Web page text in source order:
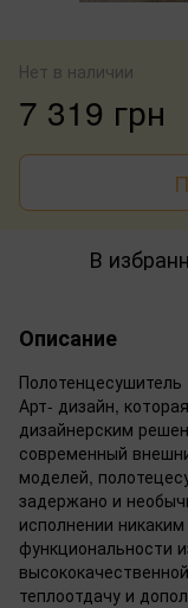
Нет в наличии
7 319 грн
В
Описание
Арт- дизайн,
дизайнерским
современный
моделей,
задержано и
исполнении
функциональности
теплоотдачу и